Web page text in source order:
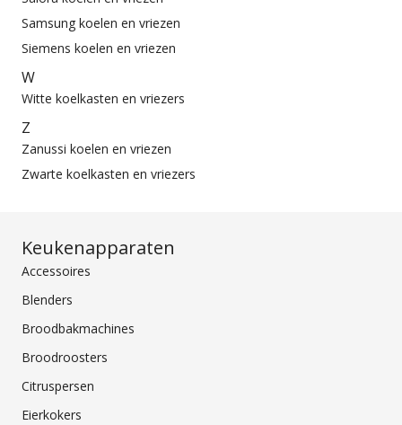
Samsung koelen en vriezen
Siemens koelen en vriezen
W
Witte koelkasten en vriezers
Z
Zanussi koelen en vriezen
Zwarte koelkasten en vriezers
Keukenapparaten
Accessoires
Blenders
Broodbakmachines
Broodroosters
Citruspersen
Eierkokers